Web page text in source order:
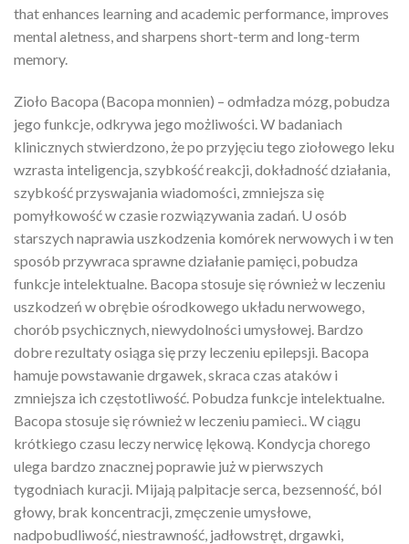
that enhances learning and academic performance, improves
mental aletness, and sharpens short-term and long-term
memory.
Zioło Bacopa (Bacopa monnien) – odmładza mózg, pobudza
jego funkcje, odkrywa jego możliwości. W badaniach
klinicznych stwierdzono, że po przyjęciu tego ziołowego leku
wzrasta inteligencja, szybkość reakcji, dokładność działania,
szybkość przyswajania wiadomości, zmniejsza się
pomyłkowość w czasie rozwiązywania zadań. U osób
starszych naprawia uszkodzenia komórek nerwowych i w ten
sposób przywraca sprawne działanie pamięci, pobudza
funkcje intelektualne. Bacopa stosuje się również w leczeniu
uszkodzeń w obrębie ośrodkowego układu nerwowego,
chorób psychicznych, niewydolności umysłowej. Bardzo
dobre rezultaty osiąga się przy leczeniu epilepsji. Bacopa
hamuje powstawanie drgawek, skraca czas ataków i
zmniejsza ich częstotliwość. Pobudza funkcje intelektualne.
Bacopa stosuje się również w leczeniu pamieci.. W ciągu
krótkiego czasu leczy nerwicę lękową. Kondycja chorego
ulega bardzo znacznej poprawie już w pierwszych
tygodniach kuracji. Mijają palpitacje serca, bezsenność, ból
głowy, brak koncentracji, zmęczenie umysłowe,
nadpobudliwość, niestrawność, jadłowstręt, drgawki,